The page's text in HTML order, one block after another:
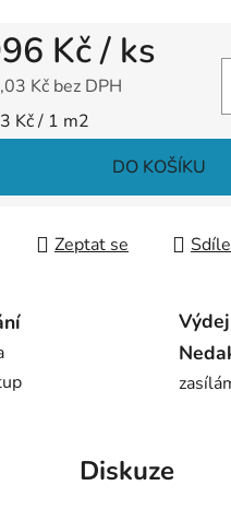
Kč/ ks
Kč bez DPH
Kč / 1 m2
DO KOŠÍKU
Zeptat se
Diskuze